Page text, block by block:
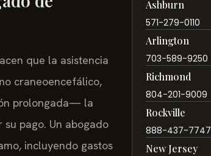
que la asistencia
craneoencefálico,
prolongada— la
pago. Un abogado
incluyendo gastos
Ashburn
571-279-0110
Arlington
703-589-9250
Richmond
804-201-9009
Rockville
888-437-7747
New Jersey